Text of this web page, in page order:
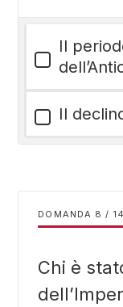
Il
Il
DOMANDA / 14
Chi è